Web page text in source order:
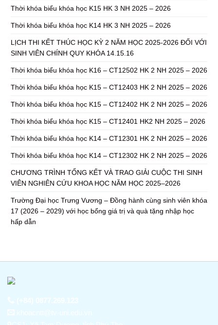
Thời khóa biểu khóa học K15 HK 3 NH 2025 – 2026
Thời khóa biểu khóa học K14 HK 3 NH 2025 – 2026
LỊCH THI KẾT THÚC HỌC KỲ 2 NĂM HỌC 2025-2026 ĐỐI VỚI
SINH VIÊN CHÍNH QUY KHÓA 14.15.16
Thời khóa biểu khóa học K16 – CT12502 HK 2 NH 2025 – 2026
Thời khóa biểu khóa học K15 – CT12403 HK 2 NH 2025 – 2026
Thời khóa biểu khóa học K15 – CT12402 HK 2 NH 2025 – 2026
Thời khóa biểu khóa học K15 – CT12401 HK2 NH 2025 – 2026
Thời khóa biểu khóa học K14 – CT12301 HK 2 NH 2025 – 2026
Thời khóa biểu khóa học K14 – CT12302 HK 2 NH 2025 – 2026
CHƯƠNG TRÌNH TỔNG KẾT VÀ TRAO GIẢI CUỘC THI SINH
VIÊN NGHIÊN CỨU KHOA HỌC NĂM HỌC 2025–2026
Trường Đại học Trưng Vương – Đồng hành cùng sinh viên khóa
17 (2026 – 2029) với học bổng giá trị và quà tặng nhập học
hấp dẫn